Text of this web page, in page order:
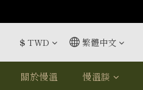
$ TWD 繁體中文
關於慢溫 慢溫談